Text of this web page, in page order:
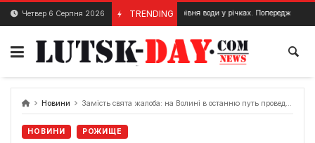
Skip
content
Четвер 6 Серпня 2026 TRENDING
18 Січня, 2024 Підняття рівня води у річках. Попередження на Волині.
Новини Замість свята жалоба: на Волині в останню путь проведуть Героя Володимира Оркіша
НОВИНИ РОЖИЩЕ